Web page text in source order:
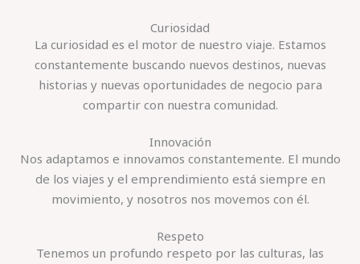
Curiosidad
La curiosidad es el motor de nuestro viaje. Estamos
constantemente buscando nuevos destinos, nuevas
historias y nuevas oportunidades de negocio para
compartir con nuestra comunidad.
Innovación
Nos adaptamos e innovamos constantemente. El mundo
de los viajes y el emprendimiento está siempre en
movimiento, y nosotros nos movemos con él.
Respeto
Tenemos un profundo respeto por las culturas, las